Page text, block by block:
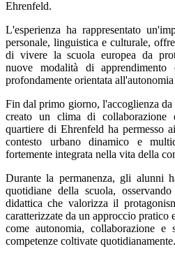
Ehrenfeld.
L'esperienza ha rappresentato
personale, linguistica e culturale,
di vivere la scuola europea da
nuove modalità di
profondamente orientata
Fin dal primo giorno, l'accoglienza da
creato un clima di
quartiere di Ehrenfeld ha permesso
contesto urbano dinamico e
fortemente integrata nella vita della
Durante la permanenza, gli alunni
quotidiane della scuola,
didattica che valorizza il
caratterizzate da un approccio pratico
come autonomia, collaborazione e
competenze coltivate quotidianamente.